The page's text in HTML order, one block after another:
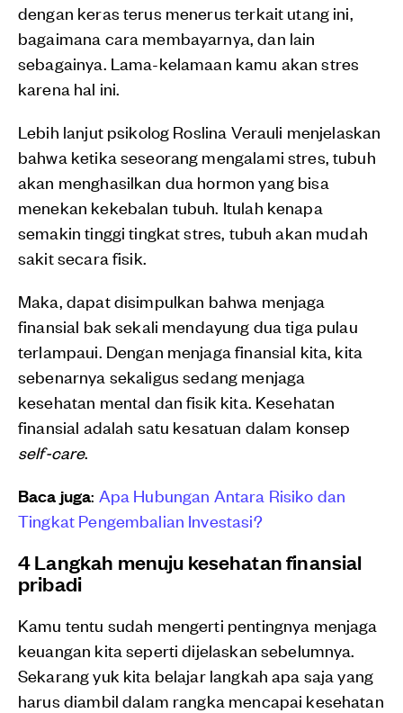
dengan keras terus menerus terkait utang ini,
bagaimana cara membayarnya, dan lain
sebagainya. Lama-kelamaan kamu akan stres
karena hal ini.
Lebih lanjut psikolog Roslina Verauli menjelaskan
bahwa ketika seseorang mengalami stres, tubuh
akan menghasilkan dua hormon yang bisa
menekan kekebalan tubuh. Itulah kenapa
semakin tinggi tingkat stres, tubuh akan mudah
sakit secara fisik.
Maka, dapat disimpulkan bahwa menjaga
finansial bak sekali mendayung dua tiga pulau
terlampaui. Dengan menjaga finansial kita, kita
sebenarnya sekaligus sedang menjaga
kesehatan mental dan fisik kita. Kesehatan
finansial adalah satu kesatuan dalam konsep
self-care.
Baca juga: Apa Hubungan Antara Risiko dan
Tingkat Pengembalian Investasi?
4 Langkah menuju kesehatan finansial
pribadi
Kamu tentu sudah mengerti pentingnya menjaga
keuangan kita seperti dijelaskan sebelumnya.
Sekarang yuk kita belajar langkah apa saja yang
harus diambil dalam rangka mencapai kesehatan